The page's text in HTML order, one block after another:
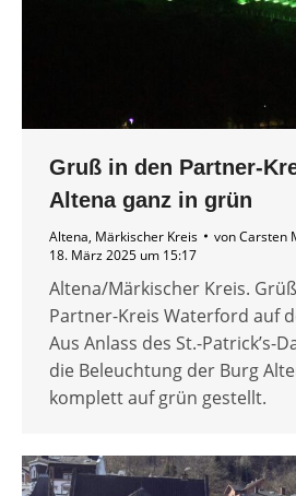
Gruß in den Partner-
Altena ganz in grün
Altena, Märkischer Kreis vonCarsten
18. März 2025 um 15:17
Altena/Märkischer Kreis.
Partner-Kreis Waterford auf
Aus Anlass des St.-Patrick’s-
die Beleuchtung der Burg
komplett auf grün gestellt.